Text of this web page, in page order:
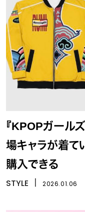
『KPOPガール
場キャラが着て
購入できる
STYLE 2026.01.06